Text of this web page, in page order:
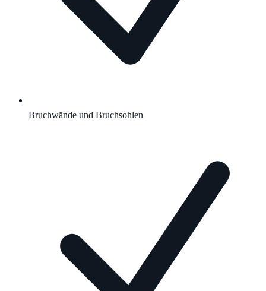
Bruchwände und Bruchsohlen